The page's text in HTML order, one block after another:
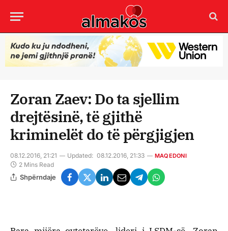
Zoran Zaev: Do ta sjellim
drejtësinë, të gjithë
kriminelët do të përgjigjen
08.12.2016, 21:21 Updated: 08.12.2016, 21:33 MAQEDONI
2 Mins Read
Shpërndaje